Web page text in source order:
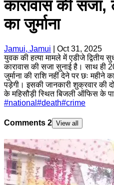
कारावास की सजा,
का जुर्माना
Jamui, Jamui
Oct 31, 2025
युवक की हत्या मामले में एडीजे द्वितीय
कारावास की सजा सुनाई है। साथ ही
जुर्माना की राशि नहीं देने पर छः महीने
पड़ेगी। इसकी जानकारी शुक्रवार की
के महिसौड़ी स्थित बिजली ऑफिस के
#national #death#crime
Comments 2 View all